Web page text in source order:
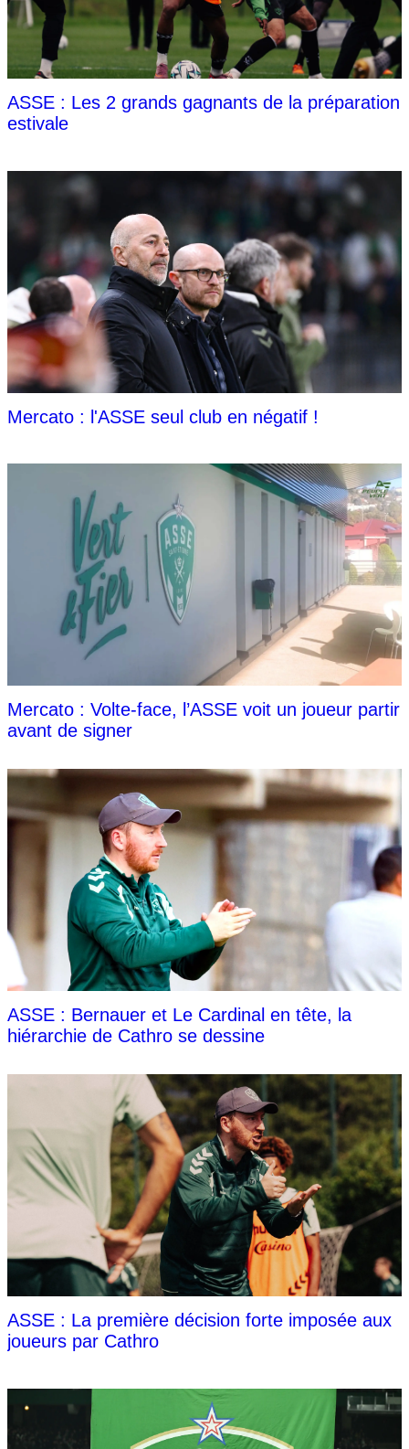
ASSE : Les 2 grands gagnants de la préparation
estivale
Mercato : l'ASSE seul club en négatif !
Mercato : Volte-face, l’ASSE voit un joueur partir
avant de signer
ASSE : Bernauer et Le Cardinal en tête, la
hiérarchie de Cathro se dessine
ASSE : La première décision forte imposée aux
joueurs par Cathro